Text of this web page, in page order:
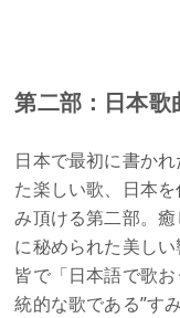
第二部：日本歌
日本で最初に書か
た楽しい歌、日本
み頂ける第二部。
に秘められた美しい
皆で「日本語で歌
統的な歌である”す